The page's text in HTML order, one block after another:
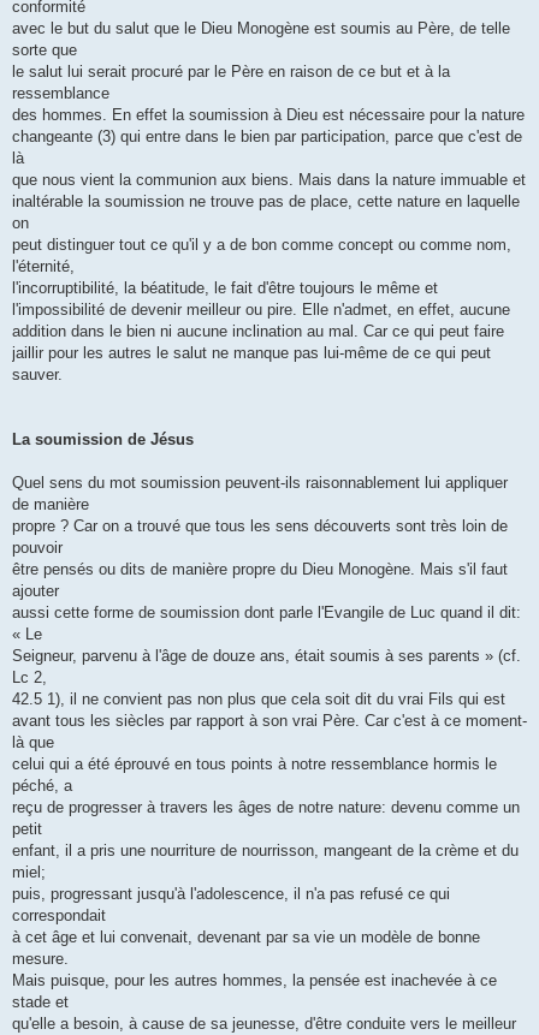
conformité
avec le but du salut que le Dieu Monogène est soumis au Père, de telle
sorte que
le salut lui serait procuré par le Père en raison de ce but et à la
ressemblance
des hommes. En effet la soumission à Dieu est nécessaire pour la nature
changeante (3) qui entre dans le bien par participation, parce que c'est de
là
que nous vient la communion aux biens. Mais dans la nature immuable et
inaltérable la soumission ne trouve pas de place, cette nature en laquelle
on
peut distinguer tout ce qu'il y a de bon comme concept ou comme nom,
l'éternité,
l'incorruptibilité, la béatitude, le fait d'être toujours le même et
l'impossibilité de devenir meilleur ou pire. Elle n'admet, en effet, aucune
addition dans le bien ni aucune inclination au mal. Car ce qui peut faire
jaillir pour les autres le salut ne manque pas lui-même de ce qui peut
sauver.
La soumission de Jésus
Quel sens du mot soumission peuvent-ils raisonnablement lui appliquer
de manière
propre ? Car on a trouvé que tous les sens découverts sont très loin de
pouvoir
être pensés ou dits de manière propre du Dieu Monogène. Mais s'il faut
ajouter
aussi cette forme de soumission dont parle l'Evangile de Luc quand il dit:
« Le
Seigneur, parvenu à l'âge de douze ans, était soumis à ses parents » (cf.
Lc 2,
42.5 1), il ne convient pas non plus que cela soit dit du vrai Fils qui est
avant tous les siècles par rapport à son vrai Père. Car c'est à ce moment-
là que
celui qui a été éprouvé en tous points à notre ressemblance hormis le
péché, a
reçu de progresser à travers les âges de notre nature: devenu comme un
petit
enfant, il a pris une nourriture de nourrisson, mangeant de la crème et du
miel;
puis, progressant jusqu'à l'adolescence, il n'a pas refusé ce qui
correspondait
à cet âge et lui convenait, devenant par sa vie un modèle de bonne
mesure.
Mais puisque, pour les autres hommes, la pensée est inachevée à ce
stade et
qu'elle a besoin, à cause de sa jeunesse, d'être conduite vers le meilleur